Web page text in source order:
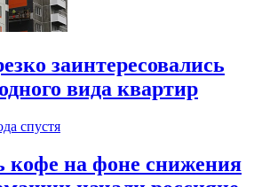
заинтересовались
вида квартир
спустя
кофе на фоне снижения